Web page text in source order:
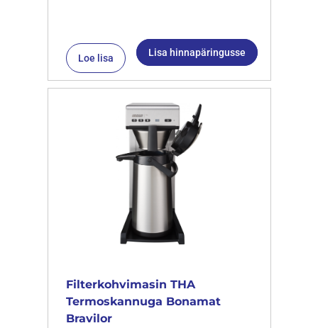
Loe lisa Lisa hinnapäringusse
Filterkohvimasin THA
Termoskannuga Bonamat
Bravilor